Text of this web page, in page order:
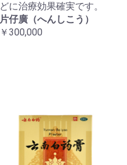
どに治療効果確実です。
片仔廣（へんしこう）
￥300,000